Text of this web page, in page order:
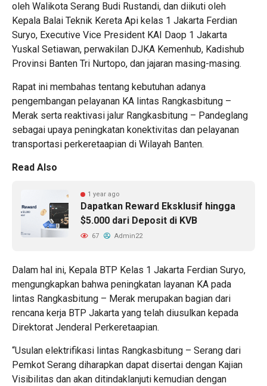
oleh Walikota Serang Budi Rustandi, dan diikuti oleh
Kepala Balai Teknik Kereta Api kelas 1 Jakarta Ferdian
Suryo, Executive Vice President KAI Daop 1 Jakarta
Yuskal Setiawan, perwakilan DJKA Kemenhub, Kadishub
Provinsi Banten Tri Nurtopo, dan jajaran masing-masing.
Rapat ini membahas tentang kebutuhan adanya
pengembangan pelayanan KA lintas Rangkasbitung –
Merak serta reaktivasi jalur Rangkasbitung – Pandeglang
sebagai upaya peningkatan konektivitas dan pelayanan
transportasi perkeretaapian di Wilayah Banten.
Read Also
1 year ago
Dapatkan Reward Eksklusif hingga
$5.000 dari Deposit di KVB
67 Admin22
Dalam hal ini, Kepala BTP Kelas 1 Jakarta Ferdian Suryo,
mengungkapkan bahwa peningkatan layanan KA pada
lintas Rangkasbitung – Merak merupakan bagian dari
rencana kerja BTP Jakarta yang telah diusulkan kepada
Direktorat Jenderal Perkeretaapian.
“Usulan elektrifikasi lintas Rangkasbitung – Serang dari
Pemkot Serang diharapkan dapat disertai dengan Kajian
Visibilitas dan akan ditindaklanjuti kemudian dengan